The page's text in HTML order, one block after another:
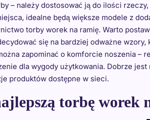
– należy dostosować ją do ilości
idealne będą większe modele z
torby worek na ramię. Warto
się na bardziej odważne
zapominać o komforcie noszenia –
dla wygody użytkowania. Dobrze
produktów dostępne w sieci.
torbę worek